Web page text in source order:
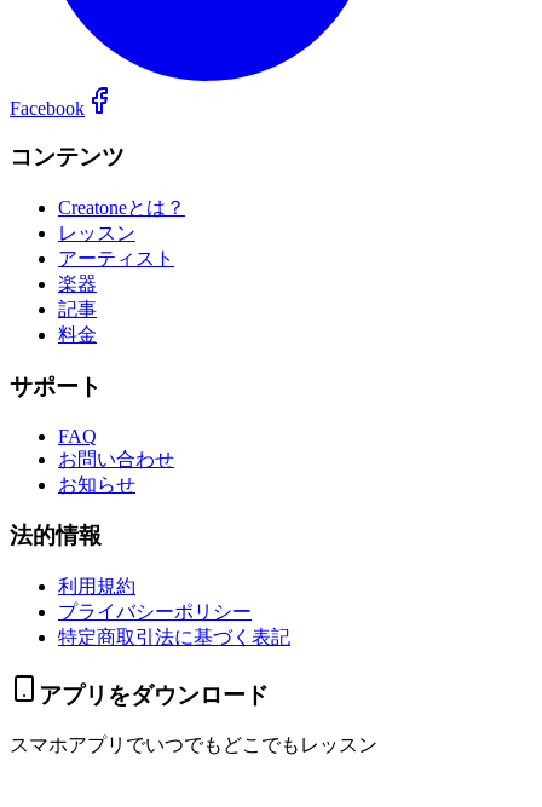
Facebook
コンテンツ
Creatoneとは？
レッスン
アーティスト
楽器
記事
料金
サポート
FAQ
お問い合わせ
お知らせ
法的情報
利用規約
プライバシーポリシー
特定商取引法に基づく表記
アプリをダウンロード
スマホアプリでいつでもどこでもレッスン